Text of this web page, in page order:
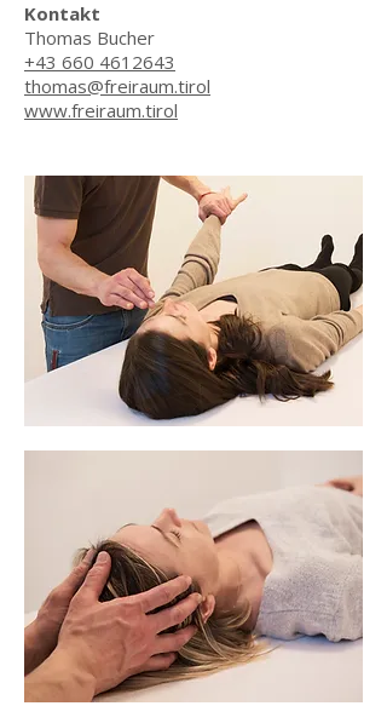
Kontakt
Thomas Bucher
+43 660 4612643
thomas@freiraum.tirol
www.freiraum.tirol